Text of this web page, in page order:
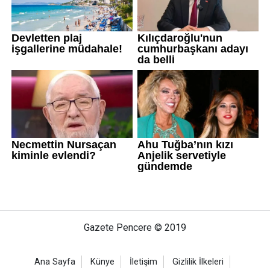
Gazete Pencere © 2019
Ana Sayfa Künye İletişim Gizlilik İlkeleri